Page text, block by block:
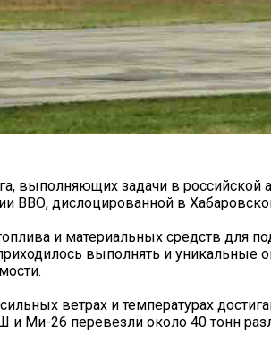
выполняющих задачи в российской
ВВО, дислоцированной в
и материальных средств для
выполнять и уникальные
ветрах и температурах
Ми-26 перевезли около 40 тонн